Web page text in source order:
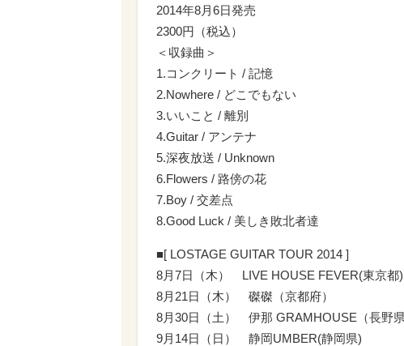
2014年8月6日発売
2300円（税込）
＜収録曲＞
1.コンクリート / 記憶
2.Nowhere / どこでもない
3.いいこと / 離別
4.Guitar / アンテナ
5.深夜放送 / Unknown
6.Flowers / 路傍の花
7.Boy / 交差点
8.Good Luck / 美しき敗北者達
■[ LOSTAGE GUITAR TOUR 2014 ]
8月7日（木） LIVE HOUSE FEVER(東京都)
8月21日（木） 磔磔（京都府）
8月30日（土） 伊那 GRAMHOUSE（長野県
9月14日（日） 静岡UMBER(静岡県)